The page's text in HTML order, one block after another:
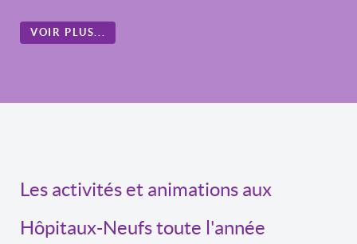
VOIR PLUS...
Les activités et animations aux
Hôpitaux-Neufs toute l'année